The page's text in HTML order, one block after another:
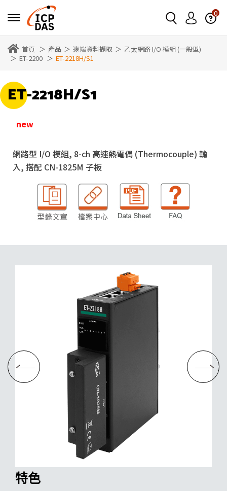
0
首頁 產品 遠端資料擷取
乙太網路 I/O 模組 (一般型)
ET-2200
ET-2218H/S1
ET-2218H/S1
網路型 I/O 模組, 8-ch 高速熱電偶 (Thermocouple) 輸
入, 搭配 CN-1825M 子板
特色